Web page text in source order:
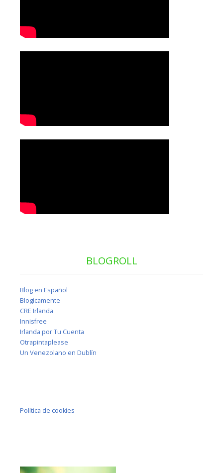
BLOGROLL
Blog en Español
Blogicamente
CRE Irlanda
Innisfree
Irlanda por Tu Cuenta
Otrapintaplease
Un Venezolano en Dublín
Política de cookies